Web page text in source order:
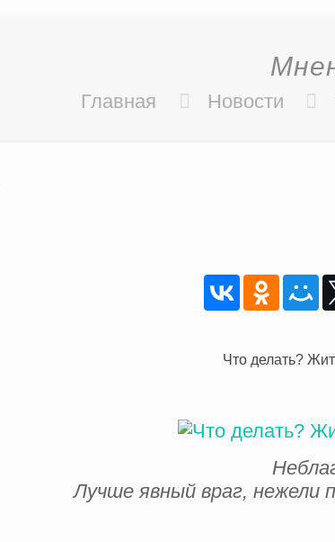
Главная Новости
Что делать?
Лучше явный враг, нежели